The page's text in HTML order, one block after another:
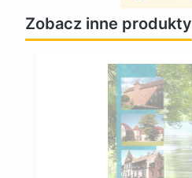
Zobacz inne produkty